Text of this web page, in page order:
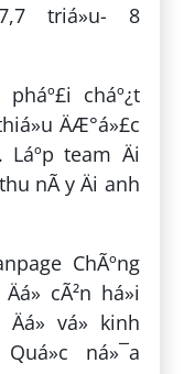
triá»u- 8
pháº£i cháº¿t
ÄÆ°á»£c
Láº­p team Äi
nÃ y Äi anh
ChÃºng
cÃ²n há»i
vá» kinh
ná»¯a